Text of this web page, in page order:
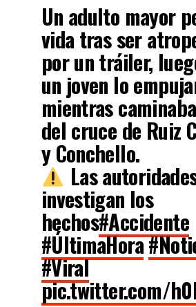
Un adulto mayor
vida tras ser
por un tráiler,
un joven lo
mientras
del cruce de Ruiz
y Conchello.
Las
investigan los
hechos#Accidente
#ÚltimaHora
#Viral
pic.twitter.com/